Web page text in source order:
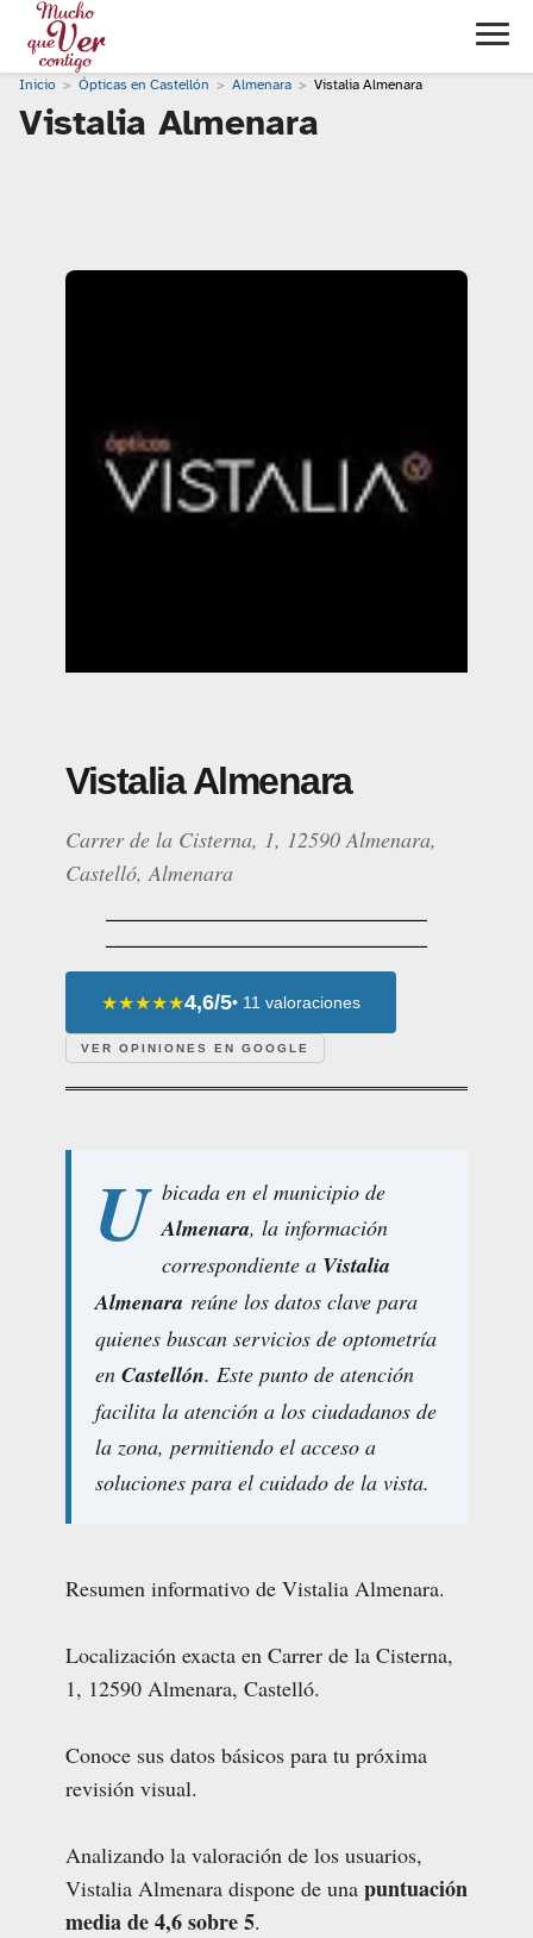
Inicio Ópticas en Castellón Almenara Vistalia Almenara
Vistalia Almenara
Vistalia Almenara
Carrer de la Cisterna, 1, 12590 Almenara,
Castelló, Almenara
★★★★★4,6/5• 11 valoraciones
VER OPINIONES EN GOOGLE
U bicada en el municipio de
Almenara, la información
correspondiente a Vistalia
Almenara reúne los datos clave para
quienes buscan servicios de optometría
en Castellón. Este punto de atención
facilita la atención a los ciudadanos de
la zona, permitiendo el acceso a
soluciones para el cuidado de la vista.
Resumen informativo de Vistalia Almenara.
Localización exacta en Carrer de la Cisterna,
1, 12590 Almenara, Castelló.
Conoce sus datos básicos para tu próxima
revisión visual.
Analizando la valoración de los usuarios,
Vistalia Almenara dispone de una puntuación
media de 4,6 sobre 5.